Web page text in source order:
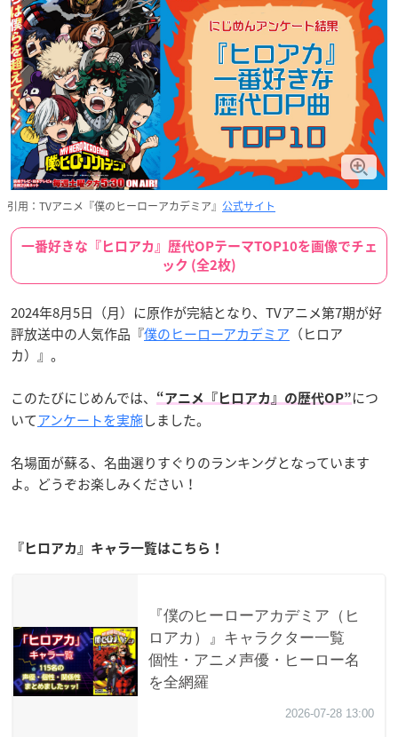
引用：TVアニメ『僕のヒーローアカデミア』 公式サイト
一番好きな『ヒロアカ』歴代OPテーマTOP10を画像でチェ
ック (全2枚)
2024年8月5日（月）に原作が完結となり、TVアニメ第7期が好
評放送中の人気作品『僕のヒーローアカデミア （ヒロア
カ）』。
このたびにじめんでは、 “アニメ『ヒロアカ』の歴代OP” につ
いてアンケートを実施しました。
名場面が蘇る、名曲選りすぐりのランキングとなっています
よ。どうぞお楽しみください！
『ヒロアカ』キャラ一覧はこちら！